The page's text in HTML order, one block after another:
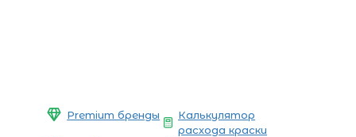
Premium бренды
Калькулятор
расхода краски